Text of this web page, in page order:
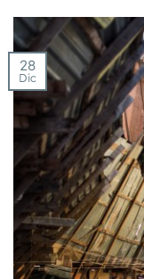
28
Dic